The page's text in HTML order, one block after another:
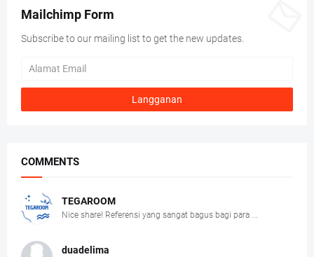
Mailchimp Form
Subscribe to our mailing list to get the new updates.
COMMENTS
TEGAROOM
Nice share! Referensi yang sangat bagus bagi para ...
duadelima